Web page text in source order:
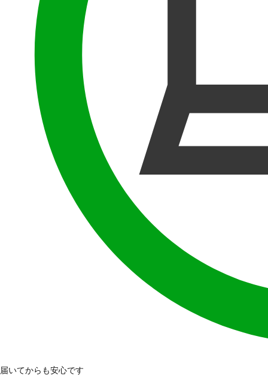
届いてからも安心です